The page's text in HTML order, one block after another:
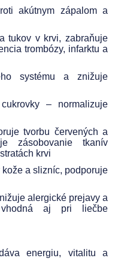
akútnym zápalom a
tukov v krvi, zabraňuje
trombózy, infarktu a
systému a znižuje
– normalizuje
tvorbu červených a
zásobovanie tkanív
krvi
a slizníc, podporuje
alergické prejavy a
vhodná aj pri liečbe
energiu, vitalitu a